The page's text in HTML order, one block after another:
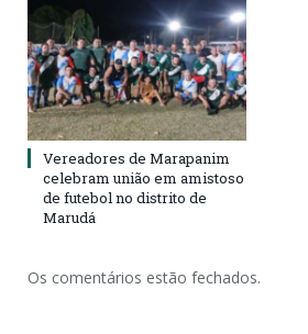
Vereadores de Marapanim
celebram união em amistoso
de futebol no distrito de
Marudá
Os comentários estão fechados.